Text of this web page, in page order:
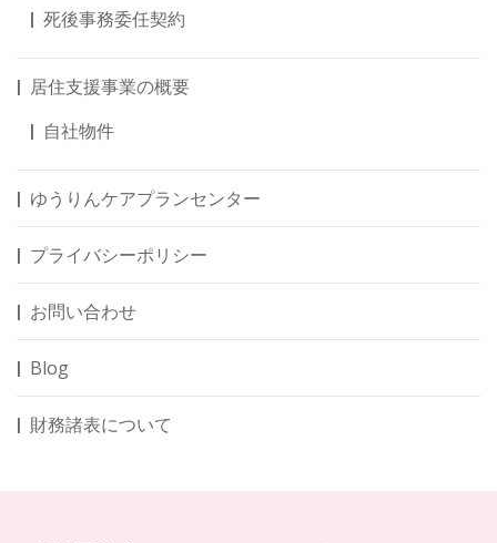
死後事務委任契約
居住支援事業の概要
自社物件
ゆうりんケアプランセンター
プライバシーポリシー
お問い合わせ
Blog
財務諸表について